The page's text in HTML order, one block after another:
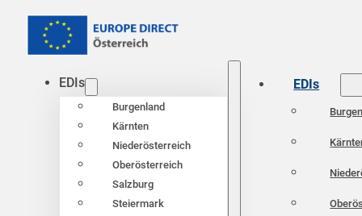
EDIs
Burgenland
Kärnten
Niederösterreich
Oberösterreich
Salzburg
Steiermark
EDIs